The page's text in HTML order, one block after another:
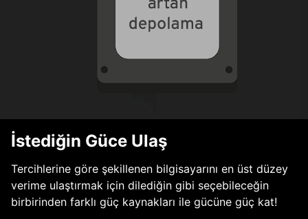
İstediğin Güce Ulaş
Tercihlerine göre şekillenen bilgisayarını en üst düzey
verime ulaştırmak için dilediğin gibi seçebileceğin
birbirinden farklı güç kaynakları ile gücüne güç kat!